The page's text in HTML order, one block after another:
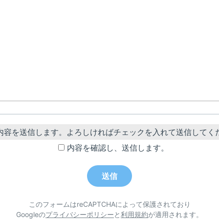
容を送信します。よろしければチェックを入れて送信してく
内容を確認し、送信します。
このフォームはreCAPTCHAによって保護されており
Googleのプライバシーポリシーと利用規約が適用されます。